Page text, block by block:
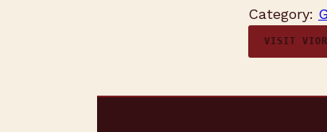
Category:
VISIT